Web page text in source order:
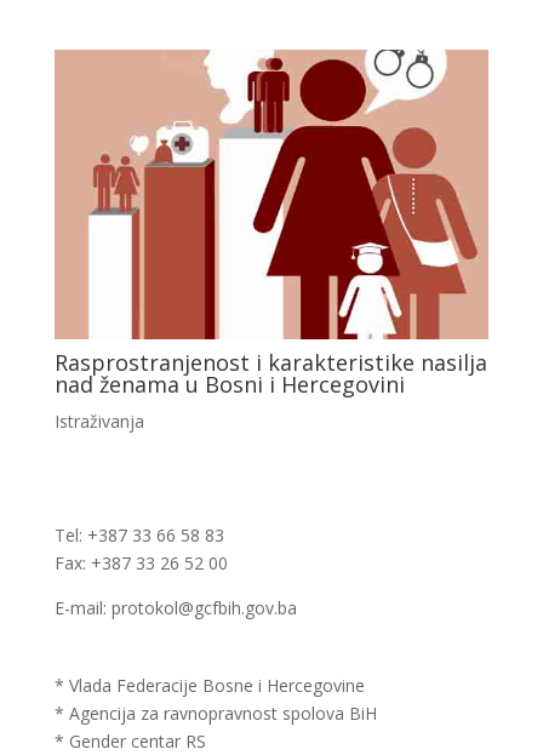
Rasprostranjenost i karakteristike nasilja
nad ženama u Bosni i Hercegovini
Istraživanja
Tel: +387 33 66 58 83
Fax: +387 33 26 52 00
E-mail: protokol@gcfbih.gov.ba
* Vlada Federacije Bosne i Hercegovine
* Agencija za ravnopravnost spolova BiH
* Gender centar RS